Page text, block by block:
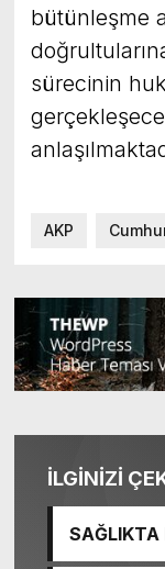
bütünleşme
sürecinin
AKP
İLGİNİZİ
SAĞLIKTA
İŞİTME